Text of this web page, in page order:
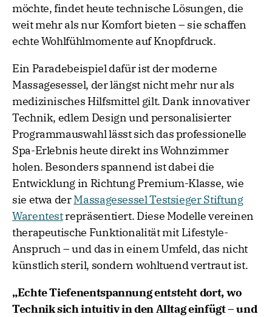
möchte, findet heute technische Lösungen, die
weit mehr als nur Komfort bieten – sie schaffen
echte Wohlfühlmomente auf Knopfdruck.
Ein Paradebeispiel dafür ist der moderne
Massagesessel, der längst nicht mehr nur als
medizinisches Hilfsmittel gilt. Dank innovativer
Technik, edlem Design und personalisierter
Programmauswahl lässt sich das professionelle
Spa-Erlebnis heute direkt ins Wohnzimmer
holen. Besonders spannend ist dabei die
Entwicklung in Richtung Premium-Klasse, wie
sie etwa derMassagesessel Testsieger Stiftung
Warentestrepräsentiert. Diese Modelle vereinen
therapeutische Funktionalität mit Lifestyle-
Anspruch – und das in einem Umfeld, das nicht
künstlich steril, sondern wohltuend vertraut ist.
„Echte Tiefenentspannung entsteht dort, wo
Technik sich intuitiv in den Alltag einfügt – und